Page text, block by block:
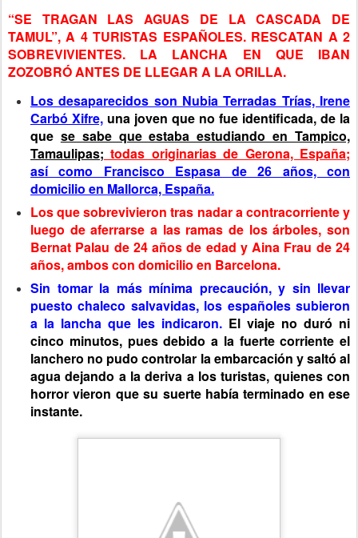
“SE TRAGAN LAS AGUAS DE LA CASCADA DE
TAMUL”, A 4 TURISTAS ESPAÑOLES. RESCATAN A 2
SOBREVIVIENTES. LA LANCHA EN QUE IBAN
ZOZOBRÓ ANTES DE LLEGAR A LA ORILLA.
Los desaparecidos son Nubia Terradas Trías, Irene
Carbó Xifre, una joven que no fue identificada, de la
que se sabe que estaba estudiando en Tampico,
Tamaulipas; todas originarias de Gerona, España;
así como Francisco Espasa de 26 años, con
domicilio en Mallorca, España.
Los que sobrevivieron tras nadar a contracorriente y
luego de aferrarse a las ramas de los árboles, son
Bernat Palau de 24 años de edad y Aina Frau de 24
años, ambos con domicilio en Barcelona.
Sin tomar la más mínima precaución, y sin llevar
puesto chaleco salvavidas, los españoles subieron
a la lancha que les indicaron. El viaje no duró ni
cinco minutos, pues debido a la fuerte corriente el
lanchero no pudo controlar la embarcación y saltó al
agua dejando a la deriva a los turistas, quienes con
horror vieron que su suerte había terminado en ese
instante.